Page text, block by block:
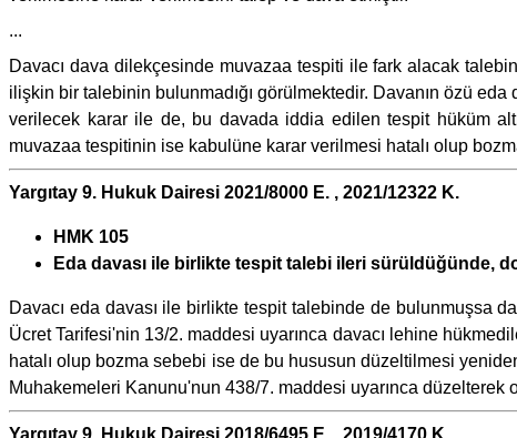
...
Davacı dava dilekçesinde muvazaa tespiti ile fark alacak
ilişkin bir talebinin bulunmadığı görülmektedir. Davanın özü eda
verilecek karar ile de, bu davada iddia edilen tespit hüküm
muvazaa tespitinin ise kabulüne karar verilmesi hatalı olup
Yargıtay 9. Hukuk Dairesi 2021/8000 E. , 2021/12322 K.
HMK 105
Eda davası ile birlikte tespit talebi ileri sürüldüğünde,
Davacı eda davası ile birlikte tespit talebinde de bulunmuşsa
Ücret Tarifesi'nin 13/2. maddesi uyarınca davacı lehine
hatalı olup bozma sebebi ise de bu hususun düzeltilmesi
Muhakemeleri Kanunu'nun 438/7. maddesi uyarınca düzelterek
Yargıtay 9. Hukuk Dairesi 2018/6495 E. , 2019/4170 K.